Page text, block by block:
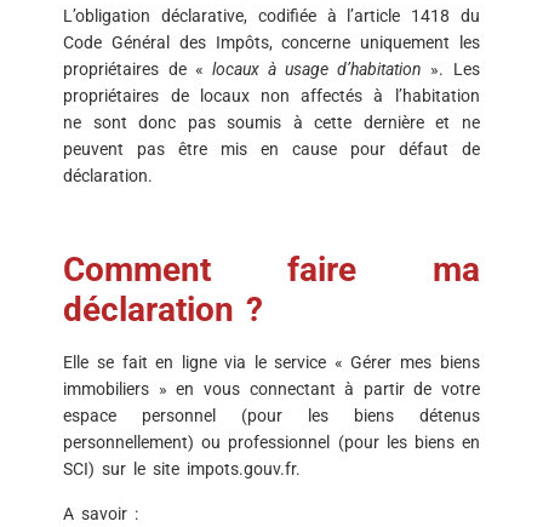
L’obligation déclarative, codifiée à l’article 1418 du
Code Général des Impôts, concerne uniquement les
propriétaires de « locaux à usage d’habitation ». Les
propriétaires de locaux non affectés à l’habitation
ne sont donc pas soumis à cette dernière et ne
peuvent pas être mis en cause pour défaut de
déclaration.
Comment faire ma
déclaration ?
Elle se fait en ligne via le service « Gérer mes biens
immobiliers » en vous connectant à partir de votre
espace personnel (pour les biens détenus
personnellement) ou professionnel (pour les biens en
SCI) sur le site impots.gouv.fr.
A savoir :